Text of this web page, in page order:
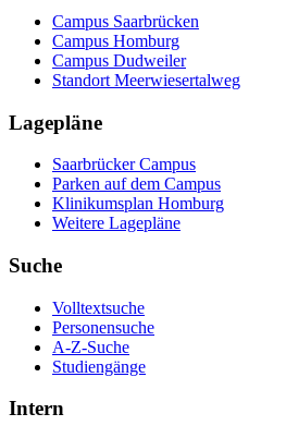
Campus Saarbrücken
Campus Homburg
Campus Dudweiler
Standort Meerwiesertalweg
Lagepläne
Saarbrücker Campus
Parken auf dem Campus
Klinikumsplan Homburg
Weitere Lagepläne
Suche
Volltextsuche
Personensuche
A-Z-Suche
Studiengänge
Intern